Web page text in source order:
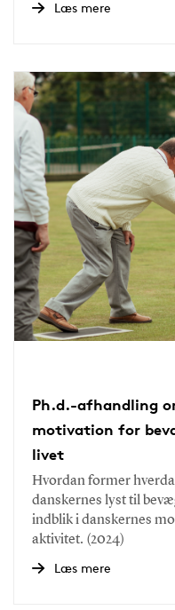
Læs mere
Ph.d.-afhandling
motivation for
livet
Hvordan former
danskernes lyst til
indblik i danskernes
aktivitet. (2024)
Læs mere